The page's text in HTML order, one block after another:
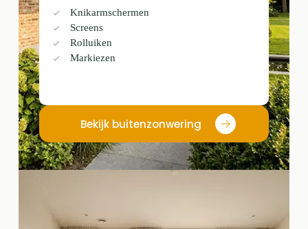
Knikarmschermen
Screens
Rolluiken
Markiezen
Bekijk buitenzonwering